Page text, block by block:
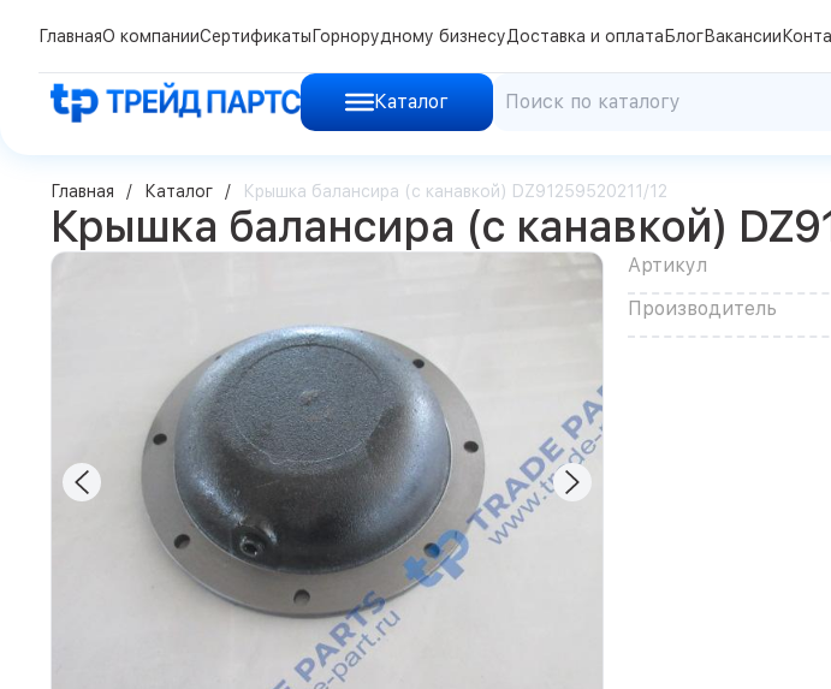
Каталог
ГлавнаяО компанииСертификаты Горнорудному бизнесуДоставка и оплата БлогВакансии
Главная Каталог Крышка балансира (с канавкой) DZ91259520211/12
Крышка балансира (с канавкой)
Артикул
Производитель